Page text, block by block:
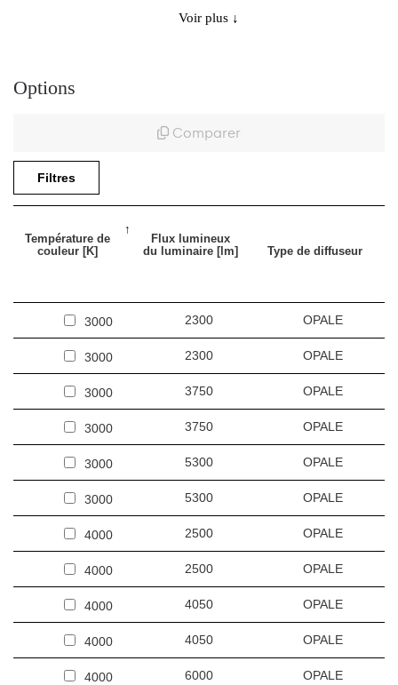
Application
Le luminaire est conçu pour une utilisation intérieure dans des
bureaux ou des locaux d'usage général. Il convient à la fois
comme source de lumière principale et comme ensemble de
Voir nos luminaires sur la plateforme BIMobject
Voir plus ↓
Options
Comparer
Filtres
Température de
couleur [K]
Flux lumineux
du luminaire [lm]
Type de diffuseur
3000 2300 OPALE
3000 2300 OPALE
3000 3750 OPALE
3000 3750 OPALE
3000 5300 OPALE
3000 5300 OPALE
4000 2500 OPALE
4000 2500 OPALE
4000 4050 OPALE
4000 4050 OPALE
4000 6000 OPALE